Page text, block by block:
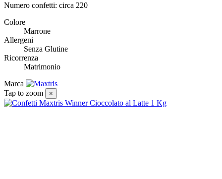
Numero confetti: circa 220
Colore
Marrone
Allergeni
Senza Glutine
Ricorrenza
Matrimonio
Marca
Tap to zoom
×